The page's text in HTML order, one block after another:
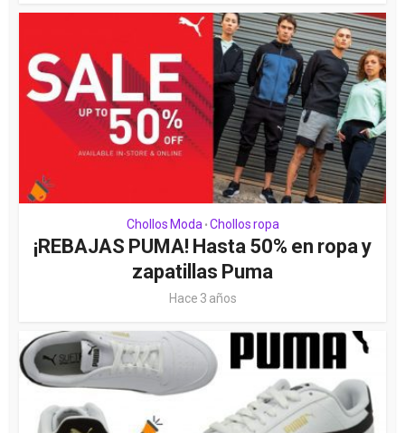
Chollos Moda • Chollos ropa
¡REBAJAS PUMA! Hasta 50% en ropa y
zapatillas Puma
Hace 3 años